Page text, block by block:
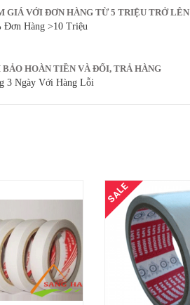
GIÁ VỚI ĐƠN HÀNG TỪ 5 TRIỆU TRỞ LÊN
Đơn Hàng >10 Triệu
HOÀN TIỀN VÀ ĐỔI, TRẢ HÀNG
3 Ngày Với Hàng Lỗi
SALE